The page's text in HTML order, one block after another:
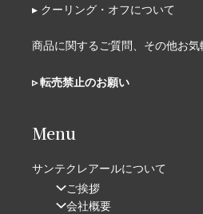
▸ クーリング・オフについて
商品に関するご質問、その他お
▹ 転売禁止のお願い
Menu
サンテクレアールについて
ご挨拶
会社概要